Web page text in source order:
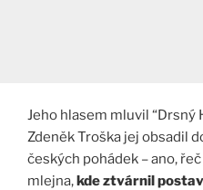
Jeho hlasem mluvil “Drsný
Zdeněk Troška jej obsadil
českých pohádek – ano,
mlejna,kde ztvárnil